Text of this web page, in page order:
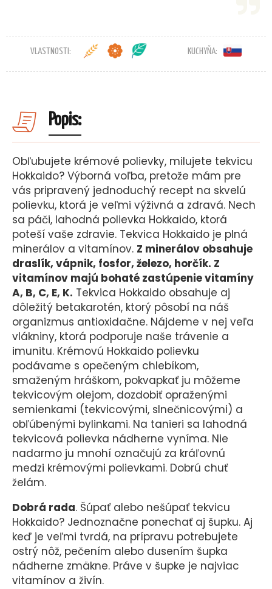
VLASTNOSTI: KUCHYŇA:
Popis:
Obľubujete krémové polievky, milujete tekvicu
Hokkaido? Výborná voľba, pretože mám pre
vás pripravený jednoduchý recept na skvelú
polievku, ktorá je veľmi výživná a zdravá. Nech
sa páči, lahodná polievka Hokkaido, ktorá
poteší vaše zdravie. Tekvica Hokkaido je plná
minerálov a vitamínov. Z minerálov obsahuje
draslík, vápnik, fosfor, železo, horčík. Z
vitamínov majú bohaté zastúpenie vitamíny
A, B, C, E, K. Tekvica Hokkaido obsahuje aj
dôležitý betakarotén, ktorý pôsobí na náš
organizmus antioxidačne. Nájdeme v nej veľa
vlákniny, ktorá podporuje naše trávenie a
imunitu. Krémovú Hokkaido polievku
podávame s opečeným chlebíkom,
smaženým hráškom, pokvapkať ju môžeme
tekvicovým olejom, dozdobiť opraženými
semienkami (tekvicovými, slnečnicovými) a
obľúbenými bylinkami. Na tanieri sa lahodná
tekvicová polievka nádherne vyníma. Nie
nadarmo ju mnohí označujú za kráľovnú
medzi krémovými polievkami. Dobrú chuť
želám.
Dobrá rada. Šúpať alebo nešúpať tekvicu
Hokkaido? Jednoznačne ponechať aj šupku. Aj
keď je veľmi tvrdá, na prípravu potrebujete
ostrý nôž, pečením alebo dusením šupka
nádherne zmäkne. Práve v šupke je najviac
vitamínov a živín.